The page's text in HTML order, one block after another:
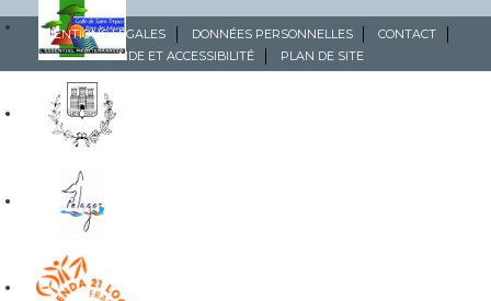
MENTIONS LÉGALES DONNÉES PERSONNELLES
CONTACT
AIDE ET ACCESSIBILITÉ
PLAN DE SITE